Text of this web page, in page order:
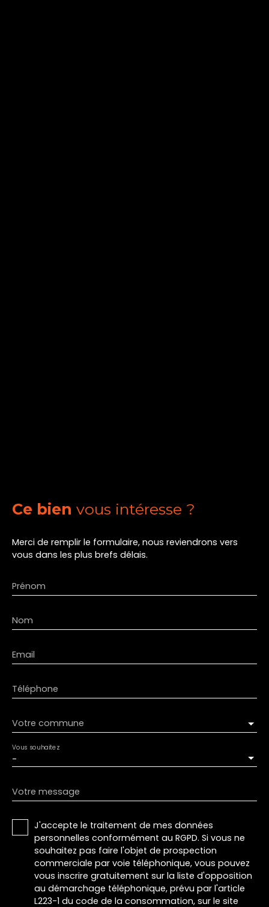
Ce bien vous intéresse ?
Merci de remplir le formulaire, nous reviendrons vers
vous dans les plus brefs délais.
Prénom
Nom
Email
Téléphone
Votre commune
-
Vous souhaitez
Votre message
J'accepte le traitement de mes données
personnelles conformément au RGPD. Si vous ne
souhaitez pas faire l'objet de prospection
commerciale par voie téléphonique, vous pouvez
vous inscrire gratuitement sur la liste d'opposition
au démarchage téléphonique, prévu par l'article
L223-1 du code de la consommation, sur le site